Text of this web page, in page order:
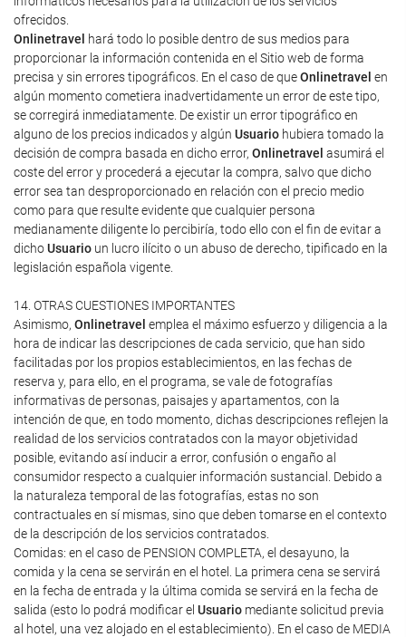
ofrecidos.
Onlinetravel
hará todo lo posible dentro de sus medios para
proporcionar la información contenida en el Sitio web de forma
precisa y sin errores tipográficos. En el caso de queOnlinetravel en
algún momento cometiera inadvertidamente un error de este tipo,
se corregirá inmediatamente. De existir un error tipográfico en
alguno de los precios indicados y algún Usuario hubiera tomado la
decisión de compra basada en dicho error, Onlinetravel asumirá el
coste del error y procederá a ejecutar la compra, salvo que dicho
error sea tan desproporcionado en relación con el precio medio
como para que resulte evidente que cualquier persona
medianamente diligente lo percibiría, todo ello con el fin de evitar a
dichoUsuario un lucro ilícito o un abuso de derecho, tipificado en la
legislación española vigente.
14. OTRAS CUESTIONES IMPORTANTES
Asimismo, Onlinetravel emplea el máximo esfuerzo y diligencia a la
hora de indicar las descripciones de cada servicio, que han sido
facilitadas por los propios establecimientos, en las fechas de
reserva y, para ello, en el programa, se vale de fotografías
informativas de personas, paisajes y apartamentos, con la
intención de que, en todo momento, dichas descripciones reflejen la
realidad de los servicios contratados con la mayor objetividad
posible, evitando así inducir a error, confusión o engaño al
consumidor respecto a cualquier información sustancial. Debido a
la naturaleza temporal de las fotografías, estas no son
contractuales en sí mismas, sino que deben tomarse en el contexto
de la descripción de los servicios contratados.
Comidas: en el caso de PENSION COMPLETA, el desayuno, la
comida y la cena se servirán en el hotel. La primera cena se servirá
en la fecha de entrada y la última comida se servirá en la fecha de
salida (esto lo podrá modificar el Usuario mediante solicitud previa
al hotel, una vez alojado en el establecimiento). En el caso de MEDIA